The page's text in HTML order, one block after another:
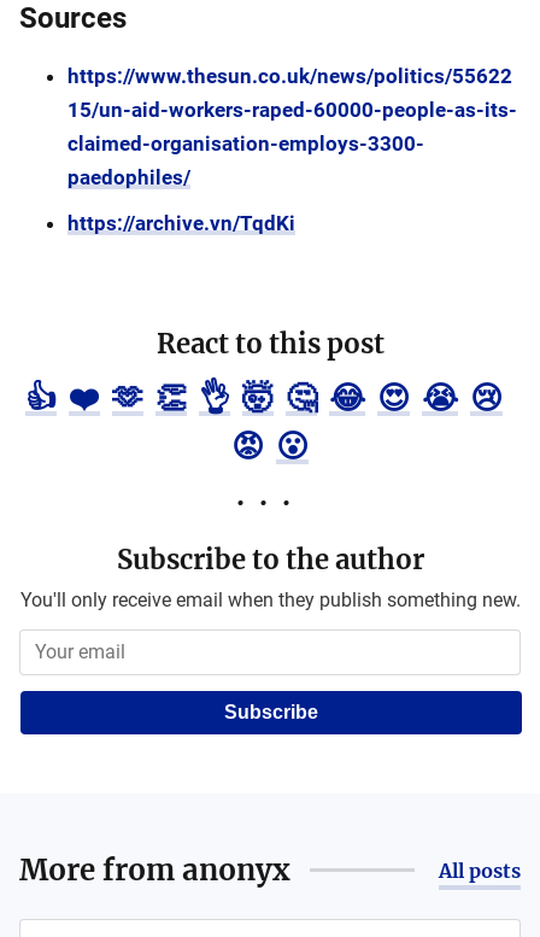
Sources
https://www.thesun.co.uk/news/politics/55622
15/un-aid-workers-raped-60000-people-as-its-
claimed-organisation-employs-3300-
paedophiles/
https://archive.vn/TqdKi
React to this post
👍 ❤️ 🫶 👏 👌 🤯 🤔 😂 😍 😭 😢
😡 😮
Subscribe to the author
You'll only receive email when they publish something new.
Subscribe
More fromanonyx All posts